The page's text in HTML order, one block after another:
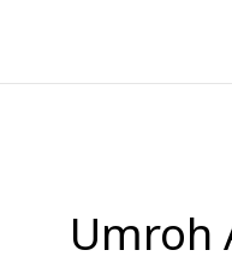
konten
Umroh